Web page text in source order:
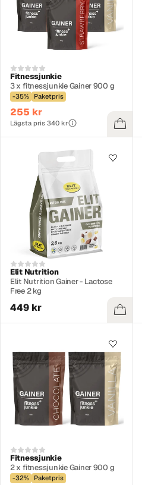
Fitnessjunkie
3 x fitnessjunkie Gainer 900 g
-35% Paketpris
255 kr
Lägsta pris 340 kr
Elit Nutrition
Elit Nutrition Gainer - Lactose
Free 2 kg
449 kr
Fitnessjunkie
2 x fitnessjunkie Gainer 900 g
-32% Paketpris